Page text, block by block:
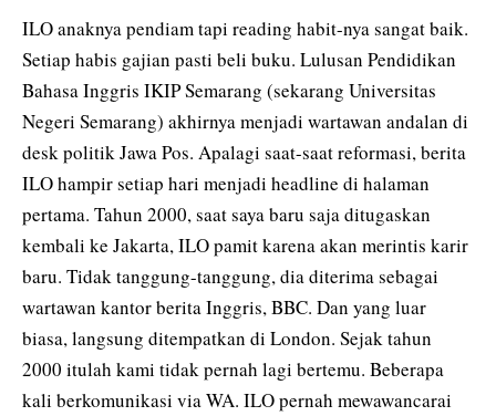
ILO anaknya pendiam tapi reading habit-nya sangat baik.
Setiap habis gajian pasti beli buku. Lulusan Pendidikan
Bahasa Inggris IKIP Semarang (sekarang Universitas
Negeri Semarang) akhirnya menjadi wartawan andalan di
desk politik Jawa Pos. Apalagi saat-saat reformasi, berita
ILO hampir setiap hari menjadi headline di halaman
pertama. Tahun 2000, saat saya baru saja ditugaskan
kembali ke Jakarta, ILO pamit karena akan merintis karir
baru. Tidak tanggung-tanggung, dia diterima sebagai
wartawan kantor berita Inggris, BBC. Dan yang luar
biasa, langsung ditempatkan di London. Sejak tahun
2000 itulah kami tidak pernah lagi bertemu. Beberapa
kali berkomunikasi via WA. ILO pernah mewawancarai